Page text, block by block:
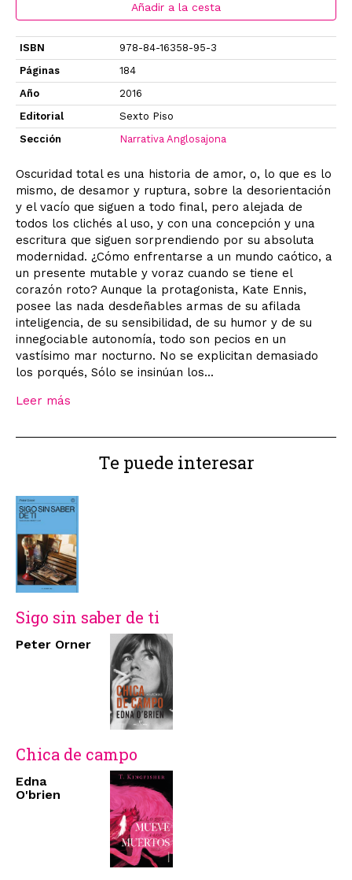
Añadir a la cesta
ISBN
978-84-16358-95-3
Páginas
184
Año
2016
Editorial
Sexto Piso
Sección
Narrativa Anglosajona
Oscuridad total es una historia de amor, o, lo que es lo
mismo, de desamor y ruptura, sobre la desorientación
y el vacío que siguen a todo final, pero alejada de
todos los clichés al uso, y con una concepción y una
escritura que siguen sorprendiendo por su absoluta
modernidad. ¿Cómo enfrentarse a un mundo caótico, a
un presente mutable y voraz cuando se tiene el
corazón roto? Aunque la protagonista, Kate Ennis,
posee las nada desdeñables armas de su afilada
inteligencia, de su sensibilidad, de su humor y de su
innegociable autonomía, todo son pecios en un
vastísimo mar nocturno. No se explicitan demasiado
los porqués, Sólo se insinúan los...
Leer más
Te puede interesar
Sigo sin saber de ti
Peter Orner
Chica de campo
Edna
O'brien